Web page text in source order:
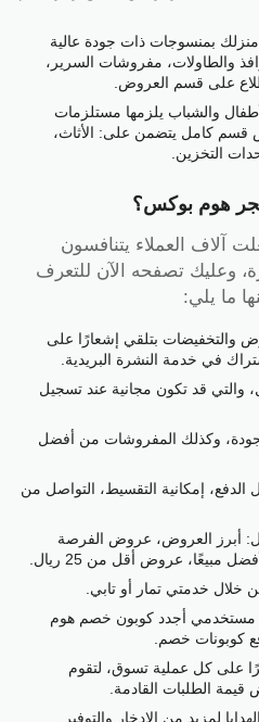
بمنسوجات ذات جودة عالية
والطاولات، مفروشات السرير،
على قسم العروض.
والشباب يلزمها مستلزمات
قسم كامل يتضمن على: الأثاث،
التخزين.
هوم بوكس؟
العملاء يتنافسون
وعليك تصفحه الآن للتعرف
ما يلي:
والتخفيضات بتلقي إشعارًا على
في خدمة النشرة البريدية.
قد تكون مجانية عند تسجيل
وكذلك المفروشات من أفضل
إمكانية التقسيط، التواصل من
أبرز العروض، عروض الفرصة
خلال خدمتي تمار أو تابي.
5٪ لجميع مستخدمي أجدد كوبون خصم هوم
كوبونات خصم.
على كل عملية تسوق، لتقوم
الطلبات القادمة.
لمزيد من الادخار والتوفير.